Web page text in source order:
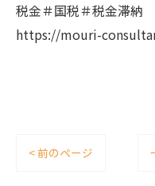
税金＃国税＃税金滞納
https://mouri-
< 前のページ